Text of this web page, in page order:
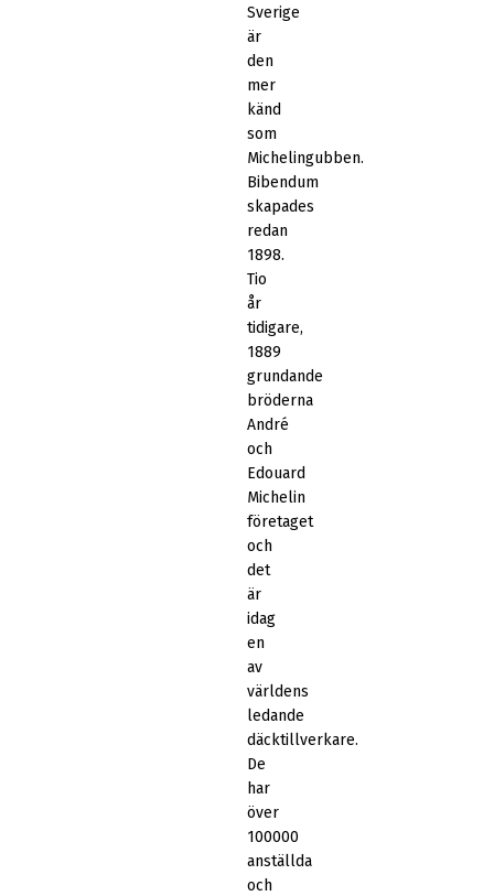
Sverige
är
den
mer
känd
som
Michelingubben.
Bibendum
skapades
redan
1898.
Tio
år
tidigare,
1889
grundande
bröderna
André
och
Edouard
Michelin
företaget
och
det
är
idag
en
av
världens
ledande
däcktillverkare.
De
har
över
100000
anställda
och